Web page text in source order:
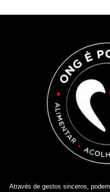
Através de gestos sinceros,